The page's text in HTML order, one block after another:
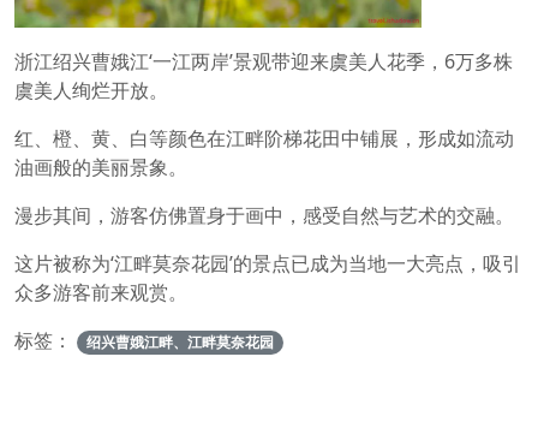
浙江绍兴曹娥江‘一江两岸’景观带迎来虞美人花季，6万多株
虞美人绚烂开放。
红、橙、黄、白等颜色在江畔阶梯花田中铺展，形成如流动
油画般的美丽景象。
漫步其间，游客仿佛置身于画中，感受自然与艺术的交融。
这片被称为‘江畔莫奈花园’的景点已成为当地一大亮点，吸引
众多游客前来观赏。
标签：
绍兴曹娥江畔、江畔莫奈花园